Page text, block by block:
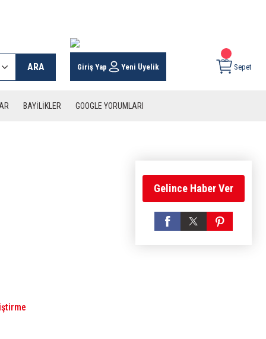
ARA Giriş Yap Yeni Üyelik Sepet
BAYİLİKLER GOOGLE YORUMLARI
Gelince Haber Ver